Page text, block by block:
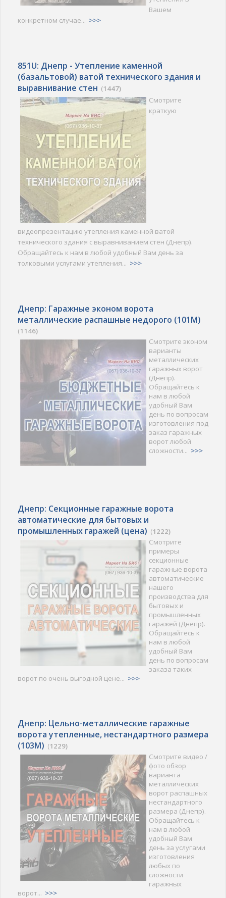
Вашем
конкретном случае... >>>
851U: Днепр - Утепление каменной
(базальтовой) ватой технического здания и
выравнивание стен (1447)
Смотрите
краткую
видеопрезентацию утепления каменной ватой
технического здания с выравниванием стен (Днепр).
Обращайтесь к нам в любой удобный Вам день за
толковыми услугами утепления... >>>
Днепр: Гаражные эконом ворота
металлические распашные недорого (101M)
(1146)
Смотрите эконом
варианты
металлических
гаражных ворот
(Днепр).
Обращайтесь к
нам в любой
удобный Вам
день по вопросам
изготовления под
заказ гаражных
ворот любой
сложности... >>>
Днепр: Секционные гаражные ворота
автоматические для бытовых и
промышленных гаражей (цена) (1222)
Смотрите
примеры
секционные
гаражные ворота
автоматические
нашего
производства для
бытовых и
промышленных
гаражей (Днепр).
Обращайтесь к
нам в любой
удобный Вам
день по вопросам
заказа таких
ворот по очень выгодной цене... >>>
Днепр: Цельно-металлические гаражные
ворота утепленные, нестандартного размера
(103M) (1229)
Смотрите видео /
фото обзор
варианта
металлических
ворот распашных
нестандартного
размера (Днепр).
Обращайтесь к
нам в любой
удобный Вам
день за услугами
изготовления
любых по
сложности
гаражных
ворот... >>>